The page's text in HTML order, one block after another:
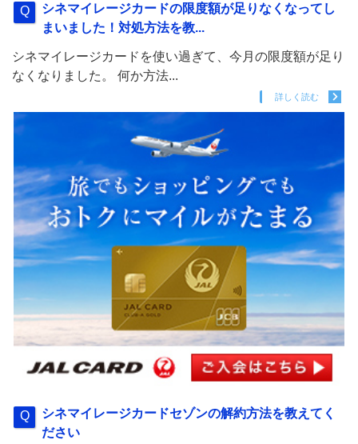
シネマイレージカードの限度額が足りなくなってし
まいました！対処方法を教...
シネマイレージカードを使い過ぎて、今月の限度額が足り
なくなりました。 何か方法...
詳しく読む
シネマイレージカードセゾンの解約方法を教えてく
ださい